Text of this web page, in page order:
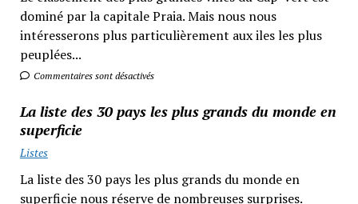
dominé par la capitale Praia. Mais nous nous
intéresserons plus particulièrement aux iles les plus
peuplées...
Commentaires sont désactivés
La liste des 30 pays les plus grands du monde en
superficie
Listes
La liste des 30 pays les plus grands du monde en
superficie nous réserve de nombreuses surprises.